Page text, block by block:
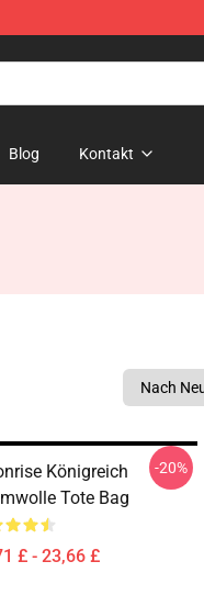
Blog Kontakt
Königreich
Tote Bag
£ - 23,66 £
-20%